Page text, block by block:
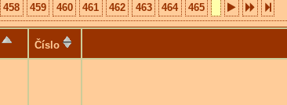
458 459 460 461 462 463 464 465
Číslo